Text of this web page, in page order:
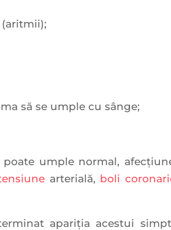
să se umple cu sânge;
umple normal,
arterială, boli
apariţia acestui